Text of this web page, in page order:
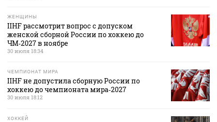
ЖЕНЩИНЫ
IIHF рассмотрит вопрос с допуском
женской сборной России по хоккею до
ЧМ‑2027 в ноябре
30 июля 18:34
ЧЕМПИОНАТ МИРА
IIHF не допустила сборную России по
хоккею до чемпионата мира‑2027
30 июля 18:12
ХОККЕЙ